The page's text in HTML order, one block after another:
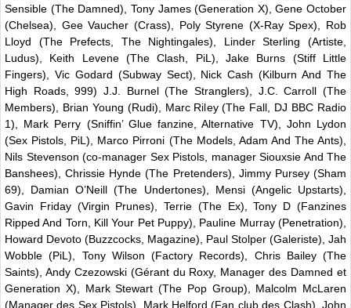
Sensible (The Damned), Tony James (Generation X), Gene October
(Chelsea), Gee Vaucher (Crass), Poly Styrene (X-Ray Spex), Rob
Lloyd (The Prefects, The Nightingales), Linder Sterling (Artiste,
Ludus), Keith Levene (The Clash, PiL), Jake Burns (Stiff Little
Fingers), Vic Godard (Subway Sect), Nick Cash (Kilburn And The
High Roads, 999) J.J. Burnel (The Stranglers), J.C. Carroll (The
Members), Brian Young (Rudi), Marc Riley (The Fall, DJ BBC Radio
1), Mark Perry (Sniffin’ Glue fanzine, Alternative TV), John Lydon
(Sex Pistols, PiL), Marco Pirroni (The Models, Adam And The Ants),
Nils Stevenson (co-manager Sex Pistols, manager Siouxsie And The
Banshees), Chrissie Hynde (The Pretenders), Jimmy Pursey (Sham
69), Damian O’Neill (The Undertones), Mensi (Angelic Upstarts),
Gavin Friday (Virgin Prunes), Terrie (The Ex), Tony D (Fanzines
Ripped And Torn, Kill Your Pet Puppy), Pauline Murray (Penetration),
Howard Devoto (Buzzcocks, Magazine), Paul Stolper (Galeriste), Jah
Wobble (PiL), Tony Wilson (Factory Records), Chris Bailey (The
Saints), Andy Czezowski (Gérant du Roxy, Manager des Damned et
Generation X), Mark Stewart (The Pop Group), Malcolm McLaren
(Manager des Sex Pistols), Mark Helford (Fan club des Clash), John